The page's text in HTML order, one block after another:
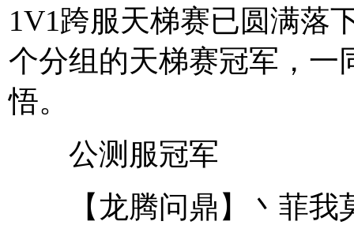
1V1跨服天梯赛已圆满落
个分组的天梯赛冠军，一
悟。
公测服冠军
【龙腾问鼎】丶菲我